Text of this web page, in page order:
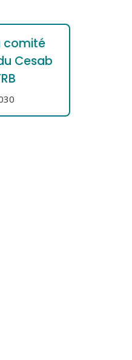
comité
Cesab